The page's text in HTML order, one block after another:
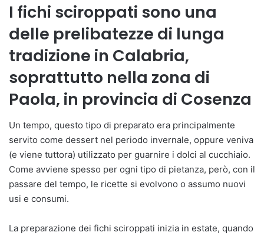
I fichi sciroppati sono una
delle prelibatezze di lunga
tradizione in Calabria,
soprattutto nella zona di
Paola, in provincia di Cosenza
Un tempo, questo tipo di preparato era principalmente
servito come dessert nel periodo invernale, oppure veniva
(e viene tuttora) utilizzato per guarnire i dolci al cucchiaio.
Come avviene spesso per ogni tipo di pietanza, però, con il
passare del tempo, le ricette si evolvono o assumo nuovi
usi e consumi.
La preparazione dei fichi sciroppati inizia in estate, quando